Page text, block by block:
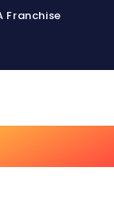
Franchise